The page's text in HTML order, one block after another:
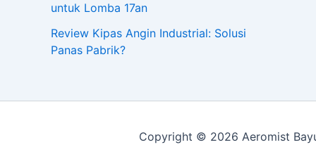
untuk Lomba 17an
Review Kipas Angin Industrial: Solusi
Panas Pabrik?
Copyright © 2026 Aeromist